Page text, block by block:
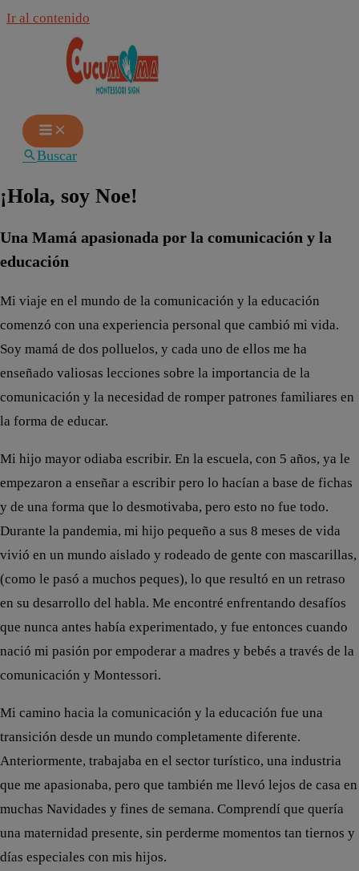
Ir al contenido
Buscar
¡Hola, soy Noe!
Una Mamá apasionada por la comunicación y la
educación
Mi viaje en el mundo de la comunicación y la educación
comenzó con una experiencia personal que cambió mi vida.
Soy mamá de dos polluelos, y cada uno de ellos me ha
enseñado valiosas lecciones sobre la importancia de la
comunicación y la necesidad de romper patrones familiares en
la forma de educar.
Mi hijo mayor odiaba escribir. En la escuela, con 5 años, ya le
empezaron a enseñar a escribir pero lo hacían a base de fichas
y de una forma que lo desmotivaba, pero esto no fue todo.
Durante la pandemia, mi hijo pequeño a sus 8 meses de vida
vivió en un mundo aislado y rodeado de gente con mascarillas,
(como le pasó a muchos peques), lo que resultó en un retraso
en su desarrollo del habla. Me encontré enfrentando desafíos
que nunca antes había experimentado, y fue entonces cuando
nació mi pasión por empoderar a madres y bebés a través de la
comunicación y Montessori.
Mi camino hacia la comunicación y la educación fue una
transición desde un mundo completamente diferente.
Anteriormente, trabajaba en el sector turístico, una industria
que me apasionaba, pero que también me llevó lejos de casa en
muchas Navidades y fines de semana. Comprendí que quería
una maternidad presente, sin perderme momentos tan tiernos y
días especiales con mis hijos.